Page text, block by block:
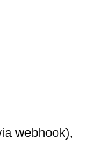
webhook),